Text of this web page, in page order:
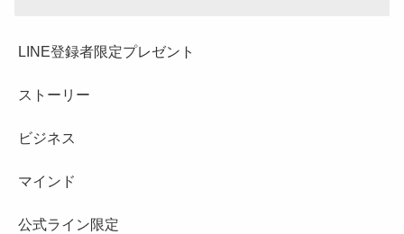
LINE登録者限定プレゼント
ストーリー
ビジネス
マインド
公式ライン限定